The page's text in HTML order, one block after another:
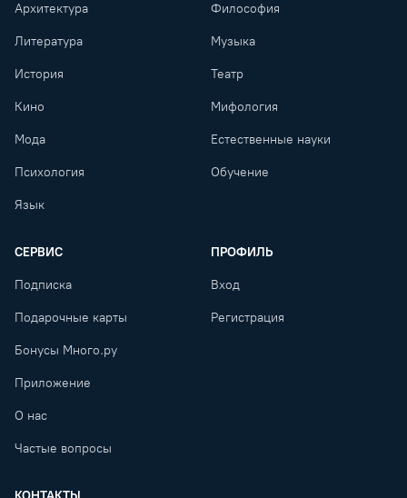
Архитектура Философия
Литература Музыка
История Театр
Кино Мифология
Мода Естественные науки
Психология Обучение
Язык
СЕРВИС
Подписка
Подарочные карты
Бонусы Много.ру
Приложение
О нас
Частые вопросы
ПРОФИЛЬ
Вход
Регистрация